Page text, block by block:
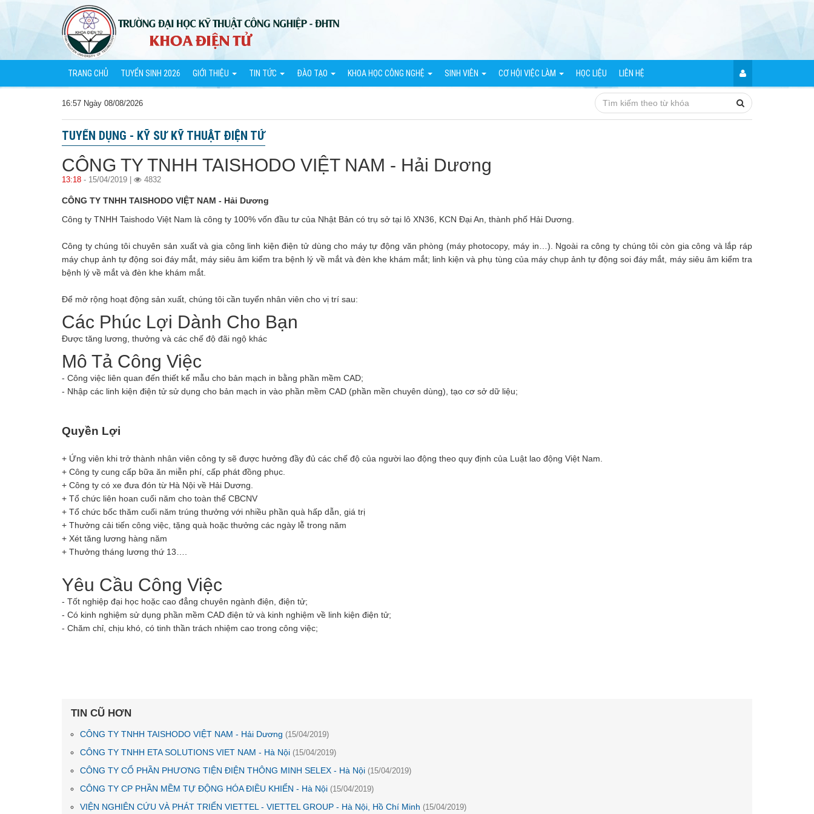
TRANG CHỦ TUYỂN SINH 2026 GIỚI THIỆU TIN TỨC ĐÀO TẠO KHOA HỌC CÔNG NGHỆ SINH VIÊN CƠ HỘI VIỆC LÀM HỌC LIỆU LIÊN HỆ
16:57 Ngày 08/08/2026
TUYỂN DỤNG - KỸ SƯ KỸ THUẬT ĐIỆN TỬ
CÔNG TY TNHH TAISHODO VIỆT NAM - Hải Dương
13:18 - 15/04/2019 | 4832
CÔNG TY TNHH TAISHODO VIỆT NAM - Hải Dương
Công ty TNHH Taishodo Việt Nam là công ty 100% vốn đầu tư của Nhật Bản có trụ sở tại lô XN36, KCN Đại An, thành phố Hải Dương.
Công ty chúng tôi chuyên sản xuất và gia công linh kiện điện tử dùng cho máy tự động văn phòng (máy photocopy, máy in…). Ngoài ra công ty chúng tôi còn gia công và lắp ráp
máy chụp ảnh tự động soi đáy mắt, máy siêu âm kiểm tra bệnh lý về mắt và đèn khe khám mắt; linh kiện và phụ tùng của máy chụp ảnh tự động soi đáy mắt, máy siêu âm kiểm tra
bệnh lý về mắt và đèn khe khám mắt.
Để mở rộng hoạt động sản xuất, chúng tôi cần tuyển nhân viên cho vị trí sau:
Các Phúc Lợi Dành Cho Bạn
Được tăng lương, thưởng và các chế độ đãi ngộ khác
Mô Tả Công Việc
- Công việc liên quan đến thiết kế mẫu cho bản mạch in bằng phần mềm CAD;
- Nhập các linh kiện điện tử sử dụng cho bản mạch in vào phần mềm CAD (phần mền chuyên dùng), tạo cơ sở dữ liệu;
Quyền Lợi
+ Ứng viên khi trở thành nhân viên công ty sẽ được hưởng đầy đủ các chế độ của người lao động theo quy định của Luật lao động Việt Nam.
+ Công ty cung cấp bữa ăn miễn phí, cấp phát đồng phục.
+ Công ty có xe đưa đón từ Hà Nội về Hải Dương.
+ Tổ chức liên hoan cuối năm cho toàn thể CBCNV
+ Tổ chức bốc thăm cuối năm trúng thưởng với nhiều phần quà hấp dẫn, giá trị
+ Thưởng cải tiến công việc, tặng quà hoặc thưởng các ngày lễ trong năm
+ Xét tăng lương hàng năm
+ Thưởng tháng lương thứ 13….
Yêu Cầu Công Việc
- Tốt nghiệp đại học hoặc cao đẳng chuyên ngành điện, điện tử;
- Có kinh nghiệm sử dụng phần mềm CAD điện tử và kinh nghiệm về linh kiện điện tử;
- Chăm chỉ, chịu khó, có tinh thần trách nhiệm cao trong công việc;
TIN CŨ HƠN
CÔNG TY TNHH TAISHODO VIỆT NAM - Hải Dương (15/04/2019)
CÔNG TY TNHH ETA SOLUTIONS VIET NAM - Hà Nội (15/04/2019)
CÔNG TY CỔ PHẦN PHƯƠNG TIỆN ĐIỆN THÔNG MINH SELEX - Hà Nội (15/04/2019)
CÔNG TY CP PHẦN MỀM TỰ ĐỘNG HÓA ĐIỀU KHIỂN - Hà Nội (15/04/2019)
VIỆN NGHIÊN CỨU VÀ PHÁT TRIỂN VIETTEL - VIETTEL GROUP - Hà Nội, Hồ Chí Minh (15/04/2019)